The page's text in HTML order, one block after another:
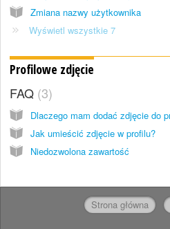
Zmiana nazwy użytkownika
Wyświetl wszystkie 7
Profilowe zdjęcie
FAQ 3
Dlaczego mam dodać zdjęcie do
Jak umieścić zdjęcie w profilu?
Niedozwolona zawartość
Strona główna